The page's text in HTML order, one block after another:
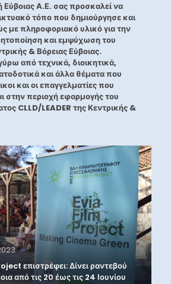
Α.Ε. σας προσκαλεί να
τόπο που δημιούργησε και
με πληροφοριακό υλικό για την
και εμψύχωση του
& Βόρειας Εύβοιας.
από τεχνικά, διοικητικά,
και άλλα θέματα που
και οι επαγγελματίες που
στην περιοχή εφαρμογής του
CLLD/LEADER της Κεντρικής &
επιστρέφει: Δίνει ραντεβού
από τις 20 έως τις 24 Ιουνίου